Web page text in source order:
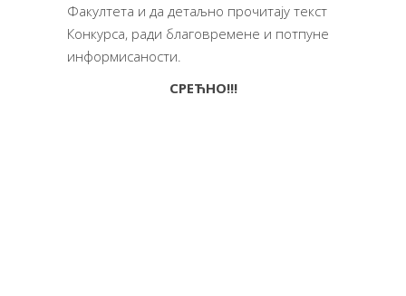
Факултета и да детаљно прочитају текст
Конкурса, ради благовремене и потпуне
информисаности.
СРЕЋНО!!!